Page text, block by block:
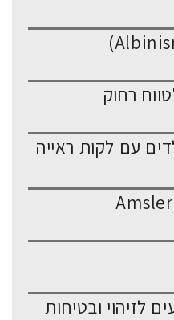
רחוק
עם לקות ראייה
לזיהוי ובטיחות